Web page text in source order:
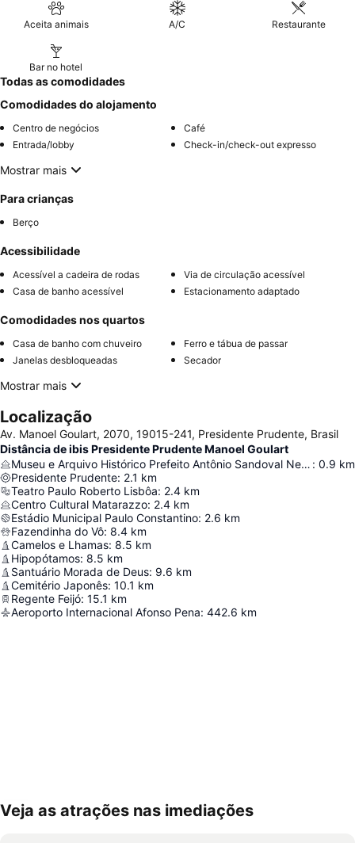
Aceita animais A/C Restaurante
Bar no hotel
Todas as comodidades
Comodidades do alojamento
Centro de negócios
Café
Entrada/lobby
Check-in/check-out expresso
Mostrar mais
Para crianças
Berço
Acessibilidade
Acessível a cadeira de rodas
Via de circulação acessível
Casa de banho acessível
Estacionamento adaptado
Comodidades nos quartos
Casa de banho com chuveiro
Ferro e tábua de passar
Janelas desbloqueadas
Secador
Mostrar mais
Localização
Av. Manoel Goulart, 2070, 19015-241, Presidente Prudente, Brasil
Distância de ibis Presidente Prudente Manoel Goulart
Museu e Arquivo Histórico Prefeito Antônio Sandoval Netto : 0.9 km
Presidente Prudente: 2.1 km
Teatro Paulo Roberto Lisbôa: 2.4 km
Centro Cultural Matarazzo: 2.4 km
Estádio Municipal Paulo Constantino: 2.6 km
Fazendinha do Vô: 8.4 km
Camelos e Lhamas: 8.5 km
Hipopótamos: 8.5 km
Santuário Morada de Deus: 9.6 km
Cemitério Japonês: 10.1 km
Regente Feijó: 15.1 km
Aeroporto Internacional Afonso Pena: 442.6 km
Ampliar mapa
Veja as atrações nas imediações